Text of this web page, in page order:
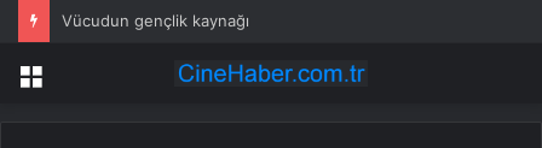
Vücudun gençlik kaynağı
Menü